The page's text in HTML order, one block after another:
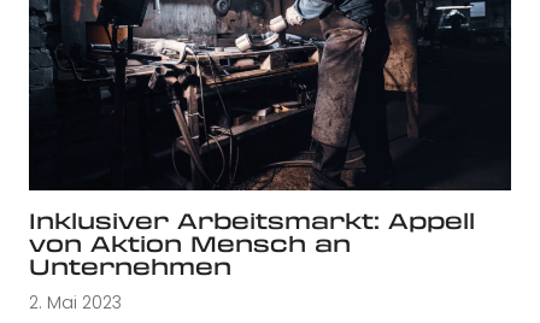
Inklusiver Arbeitsmarkt: Appell
von Aktion Mensch an
Unternehmen
2. Mai 2023